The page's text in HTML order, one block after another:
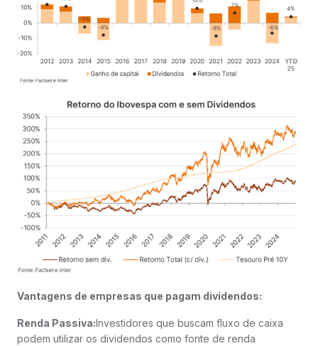
Vantagens de empresas que pagam dividendos:
Renda Passiva:Investidores que buscam fluxo de caixa
podem utilizar os dividendos como fonte de renda